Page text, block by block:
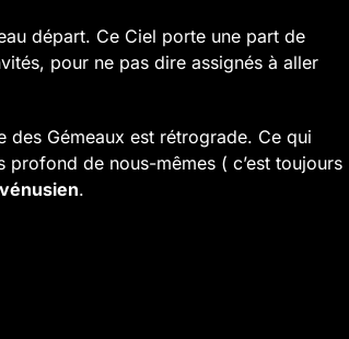
départ. Ce Ciel porte une part de
pour ne pas dire assignés à aller
des Gémeaux est rétrograde. Ce qui
profond de nous-mêmes ( c’est toujours
.